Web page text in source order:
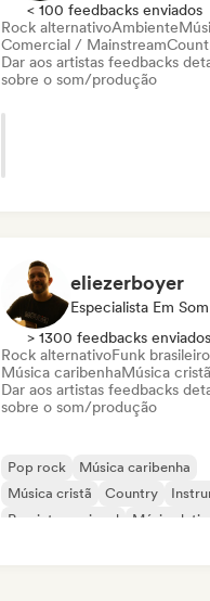
< 100 feedbacks enviados
Rock alternativoAmbiente
Comercial / Mainstream
Dar aos artistas feedbacks
sobre o som/produção
eliezerboyer
Especialista Em Som
> 1300 feedbacks enviados
Rock alternativoFunk brasileiro
Música caribenhaMúsica cristã
Dar aos artistas feedbacks
sobre o som/produção
Pop rock
Música caribenha
Música cristã
Country
Pop internacional
Música latina